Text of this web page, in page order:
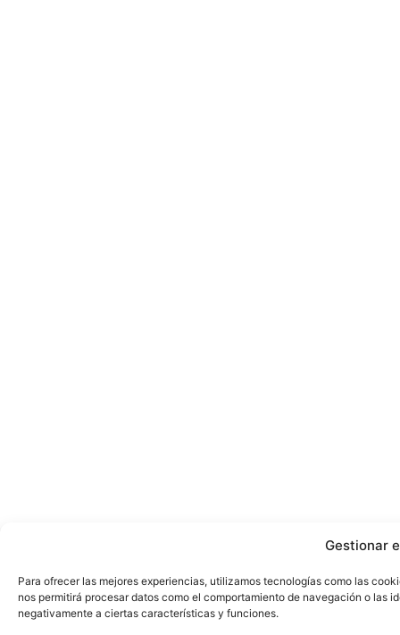
Gestionar
Para ofrecer las mejores experiencias, utilizamos tecnologías como las
nos permitirá procesar datos como el comportamiento de navegación o
negativamente a ciertas características y funciones.